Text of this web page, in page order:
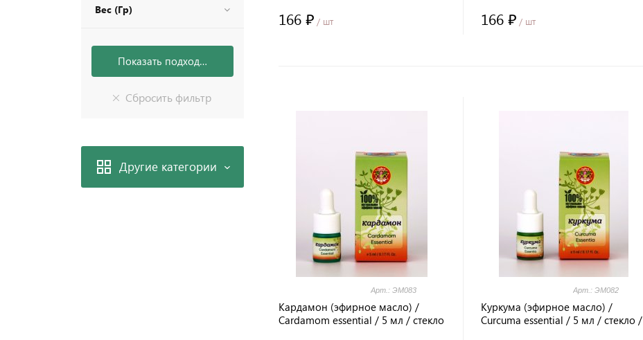
Вес (Гр)
Другие категории
LALITA®
166 ₽ / шт 166 ₽/ шт
Арт.: ЭМ083
Кардамон (эфирное масло) /
Cardamom essential / 5 мл / стекло
Арт.: ЭМ082
Куркума (эфирное масло) /
Curcuma essential / 5 мл / стекло /